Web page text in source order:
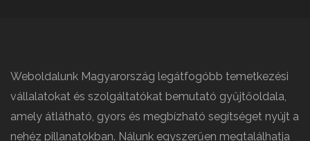
Weboldalunk Magyarország legátfogóbb temetkezési
vállalatokat és szolgáltatókat bemutató gyűjtőoldala,
amely átlátható, gyors és megbízható segítséget nyújt a
nehéz pillanatokban. Nálunk egyszerűen megtalálhatja